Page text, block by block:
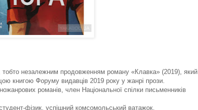
незалежним продовженням роману «Клавка» (2019), який
книгою Форуму видавців 2019 року у жанрі прози.
романів, член Національної спілки письменників
фізик, успішний комсомольський ватажок,